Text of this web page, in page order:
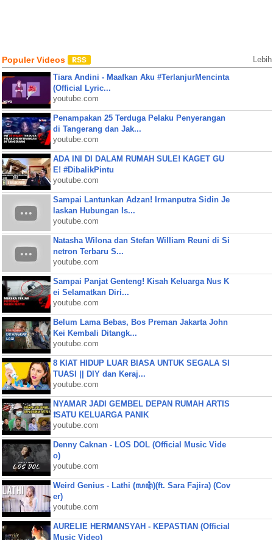
Populer Videos Lebih
Tiara Andini - Maafkan Aku #TerlanjurMencinta
(Official Lyric...
youtube.com
Penampakan 25 Terduga Pelaku Penyerangan
di Tangerang dan Jak...
youtube.com
ADA INI DI DALAM RUMAH SULE! KAGET GU
E! #DibalikPintu
youtube.com
Sampai Lantunkan Adzan! Irmanputra Sidin Je
laskan Hubungan Is...
youtube.com
Natasha Wilona dan Stefan William Reuni di Si
netron Terbaru S...
youtube.com
Sampai Panjat Genteng! Kisah Keluarga Nus K
ei Selamatkan Diri...
youtube.com
Belum Lama Bebas, Bos Preman Jakarta John
Kei Kembali Ditangk...
youtube.com
8 KIAT HIDUP LUAR BIASA UNTUK SEGALA SI
TUASI || DIY dan Keraj...
youtube.com
NYAMAR JADI GEMBEL DEPAN RUMAH ARTIS
❗SATU KELUARGA PANIK
youtube.com
Denny Caknan - LOS DOL (Official Music Vide
o)
youtube.com
Weird Genius - Lathi (ꦭꦛꦶ)(ft. Sara Fajira) (Cov
er)
youtube.com
AURELIE HERMANSYAH - KEPASTIAN (Official
Music Video)